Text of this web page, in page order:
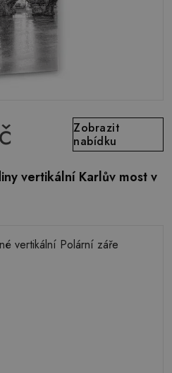
Zobrazit
nabídku
vertikální Karlův most v